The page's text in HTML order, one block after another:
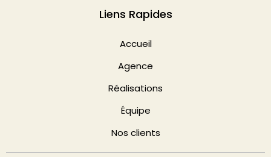
Liens Rapides
Accueil
Agence
Réalisations
Équipe
Nos clients